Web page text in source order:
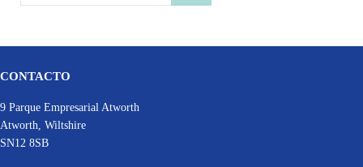
CONTACTO
9 Parque Empresarial Atworth
Atworth, Wiltshire
SN12 8SB